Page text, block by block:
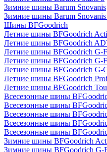
Зимние шины Barum Snovanis
Зимние шины Barum Snovanis
Шины BFGoodrich
Летние шины BFGoodrich
Летние шины BFGoodrich
Летние шины BFGoodrich G-
Летние шины BFGoodrich G-
Летние шины BFGoodrich G-
Летние шины BFGoodrich
Летние шины BFGoodrich
Всесезонные шины
Всесезонные шины
Всесезонные шины
Всесезонные шины
Всесезонные шины
Зимние шины BFGoodrich
Зимние шины BFGoodrich G-